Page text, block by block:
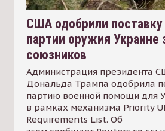
США одобрили поставку
партии оружия Украине
союзников
Администрация президента
Дональда Трампа одобрила
партию военной помощи для
в рамках механизма Priority
Requirements List. Об